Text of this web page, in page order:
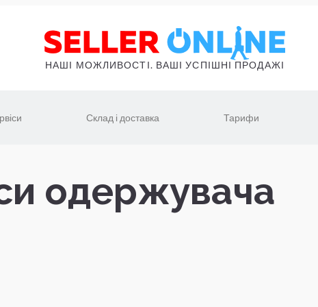
НАШІ МОЖЛИВОСТІ. ВАШІ УСПІШНІ ПРОДАЖІ
Склад і доставка Тарифи
одержувача